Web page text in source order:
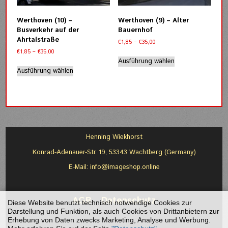
auf
gewählt
Produktseite
Werthoven (10) –
Busverkehr auf der
Ahrtalstraße
€1,85 –€35,00Preisspanne:
bis
€35,00
Ausführung wählen
Varianten
Optionen
auf
der
werden
Werthoven (9) – Alter
Bauernhof
€1,85 – €35,00Preisspanne:
bis
€35,00
Ausführung wählenProdukt
auf.
Optionen
der
Henning Wiekhorst
Konrad-Adenauer-Str. 19, 53343 Wachtberg (Germany)
E-Mail: info@imageshop.online
AGB-Datenschutz
Diese Website benutzt technisch notwendige Cookies zur
Darstellung und Funktion, als auch Cookies von Drittanbietern zur
Erhebung von Daten zwecks Marketing, Analyse und Werbung.